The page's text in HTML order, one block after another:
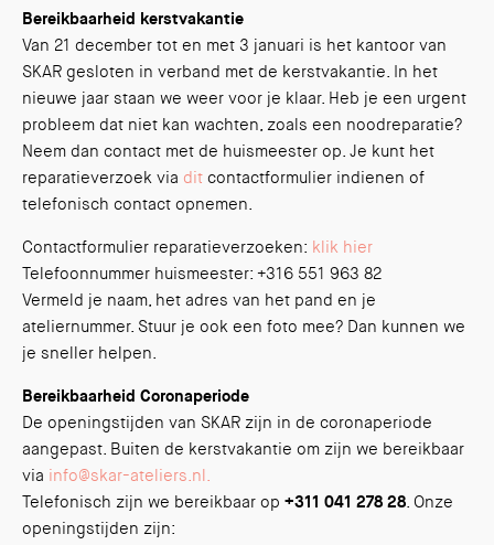
Bereikbaarheid kerstvakantie
Van 21 december tot en met 3 januari is het kantoor van
SKAR gesloten in verband met de kerstvakantie. In het
nieuwe jaar staan we weer voor je klaar. Heb je een urgent
probleem dat niet kan wachten, zoals een noodreparatie?
Neem dan contact met de huismeester op. Je kunt het
reparatieverzoek via dit contactformulier indienen of
telefonisch contact opnemen.
Contactformulier reparatieverzoeken: klik hier
Telefoonnummer huismeester: +316 551 963 82
Vermeld je naam, het adres van het pand en je
ateliernummer. Stuur je ook een foto mee? Dan kunnen we
je sneller helpen.
Bereikbaarheid Coronaperiode
De openingstijden van SKAR zijn in de coronaperiode
aangepast. Buiten de kerstvakantie om zijn we bereikbaar
via info@skar-ateliers.nl.
Telefonisch zijn we bereikbaar op +311 041 278 28. Onze
openingstijden zijn: